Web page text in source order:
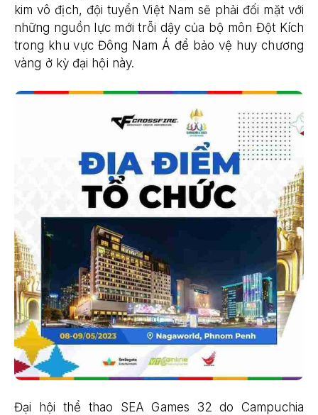
kim vô địch, đội tuyển Việt Nam sẽ phải đối mặt với
những nguồn lực mới trỗi dậy của bộ môn Đột Kích
trong khu vực Đông Nam Á để bảo vệ huy chương
vàng ở kỳ đại hội này.
Đại hội thể thao SEA Games 32 do Campuchia